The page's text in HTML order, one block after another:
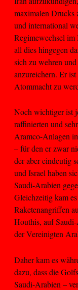
maximalen Drucks
und international
Regimewechsel
all dies hingegen
sich zu wehren
anzureichern. Er
Atommacht zu
Noch wichtiger ist
raffinierten und
Aramco-Anlagen
– für den er zwar
der aber eindeutig
und Israel haben
Saudi-Arabien
Gleichzeitig kam
Raketenangriffen
Houthis, auf
der Vereinigten
Daher kam es
dazu, dass die
Saudi-Arabien –